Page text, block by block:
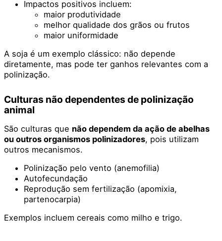
Impactos positivos incluem:
maior produtividade
melhor qualidade dos grãos ou frutos
maior uniformidade
A soja é um exemplo clássico: não depende
diretamente, mas pode ter ganhos relevantes com a
polinização.
Culturas não dependentes de polinização
animal
São culturas que não dependem da ação de abelhas
ou outros organismos polinizadores, pois utilizam
outros mecanismos.
Polinização pelo vento (anemofilia)
Autofecundação
Reprodução sem fertilização (apomixia,
partenocarpia)
Exemplos incluem cereais como milho e trigo.